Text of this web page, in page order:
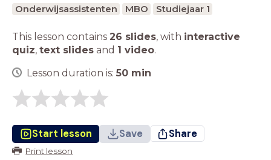
Onderwijsassistenten MBO Studiejaar 1
This lesson contains 26 slides, with interactive
quiz, text slides and 1 video.
Lesson duration is: 50 min
Start lesson Save Share
Print lesson